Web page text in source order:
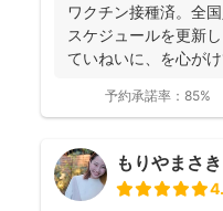
ワクチン接種済。全
スケジュールを更新
ていねいに、を心が
予約承諾率： 85%
もりやまさき